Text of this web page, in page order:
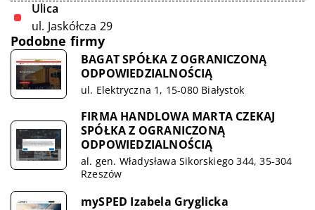
Ulica
ul. Jaskółcza 29
Podobne firmy
BAGAT SPÓŁKA Z OGRANICZONĄ
ODPOWIEDZIALNOŚCIĄ
ul. Elektryczna 1, 15-080 Białystok
FIRMA HANDLOWA MARTA CZEKAJ
SPÓŁKA Z OGRANICZONĄ
ODPOWIEDZIALNOŚCIĄ
al. gen. Władysława Sikorskiego 344, 35-304
Rzeszów
mySPED Izabela Gryglicka